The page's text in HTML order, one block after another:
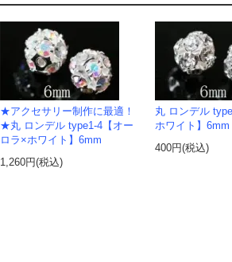
★アクセサリー制作に最適！
★丸 ロンデル type1-4【オー
ロラ×ホワイト】6mm
1,260円(税込)
丸 ロンデル
ホワイト】6mm
400円(税込)